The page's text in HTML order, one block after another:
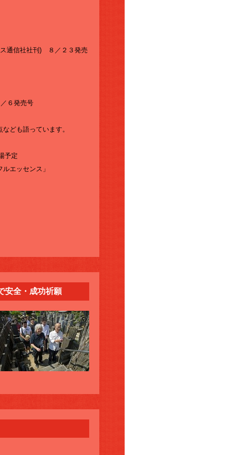
通信社社刊) ８／２３発売
６発売号
ども語っています。
予定
エッセンス」
安全・成功祈願